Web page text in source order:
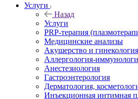
Услуги
Назад
Услуги
PRP-терапия
Медицинские анализы
Акушерство и гинекология
Аллергология-
Анестезиология
Гастроэнтерология
Дерматология,
Инъекционная интимная